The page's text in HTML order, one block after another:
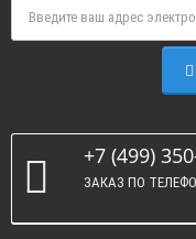
+7 (499)
ЗАКАЗ ПО